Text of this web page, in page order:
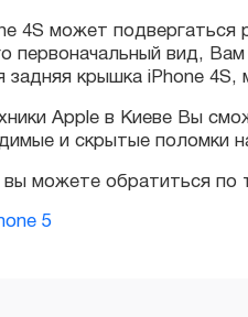
Apple в Киеве Вы
и скрытые поломки на
обратиться по
5